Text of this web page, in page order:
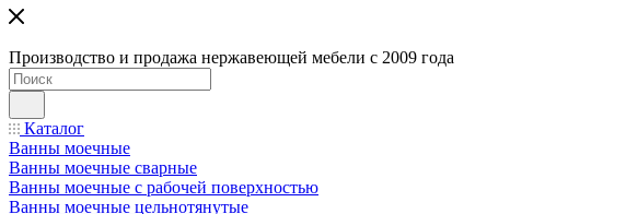
Производство и продажа нержавеющей мебели с 2009 года
Каталог
Ванны моечные
Ванны моечные сварные
Ванны моечные с рабочей поверхностью
Ванны моечные цельнотянутые